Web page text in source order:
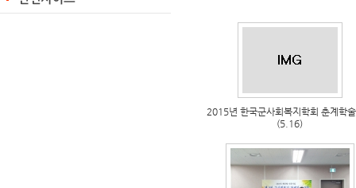
2015년 한국군사회복지학회 춘계학
(5.16)